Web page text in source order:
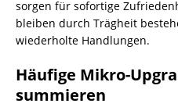
sorgen für sofortige
bleiben durch Trägheit
wiederholte Handlungen.
Häufige Mikro-
summieren